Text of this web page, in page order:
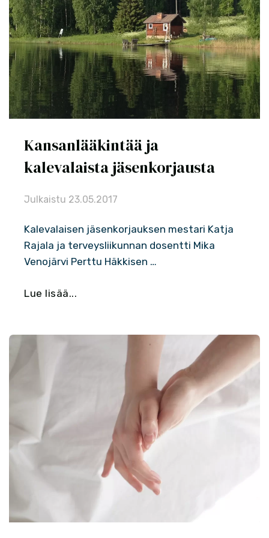
Kansanlääkintää ja
kalevalaista jäsenkorjausta
Julkaistu 23.05.2017
Kalevalaisen jäsenkorjauksen mestari Katja
Rajala ja terveysliikunnan dosentti Mika
Venojärvi Perttu Häkkisen …
Lue lisää...